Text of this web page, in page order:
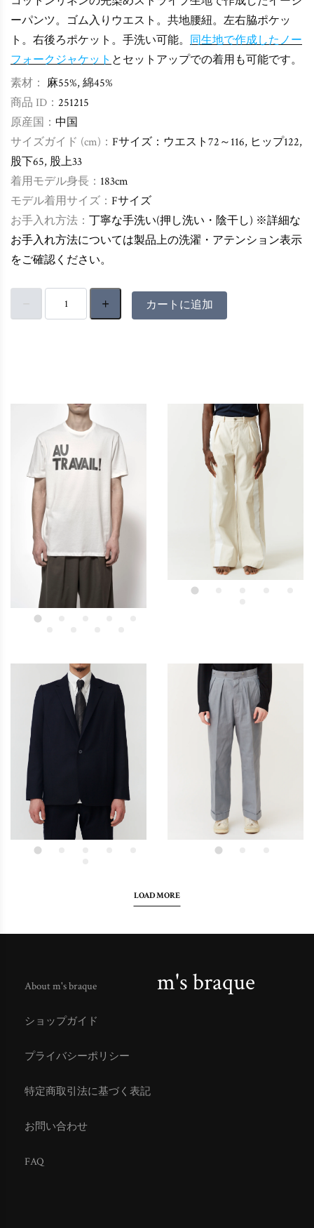
ーパンツ。ゴム入りウエスト。共地腰紐。左右脇ポケッ
ト。右後ろポケット。手洗い可能。 同生地で作成したノー
フォークジャケット とセットアップでの着用も可能です。
素材： 麻55%, 綿45%
商品 ID： 251215
原産国： 中国
サイズガイド (cm)： Fサイズ：ウエスト72～116, ヒップ122,
股下65, 股上33
着用モデル身長： 183cm
モデル着用サイズ： Fサイズ
お手入れ方法： 丁寧な手洗い(押し洗い・陰干し) ※詳細な
お手入れ方法については製品上の洗濯・アテンション表示
をご確認ください。
カートに追加
LOAD MORE
About m's braque
ショップガイド
プライバシーポリシー
特定商取引法に基づく表記
お問い合わせ
FAQ
m's braque